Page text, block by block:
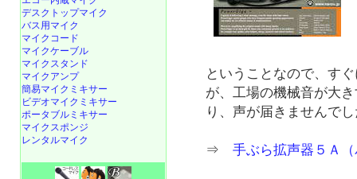
ということなので、す
が、工場の機械音が大
り、声が届きませんで
⇒手ぶら拡声器５Ａ
デスクトップマイク
バス用マイク
マイクコード
マイクケーブル
マイクスタンド
マイクアンプ
簡易マイクミキサー
ビデオマイクミキサー
ポータブルミキサー
マイクスポンジ
レンタルマイク